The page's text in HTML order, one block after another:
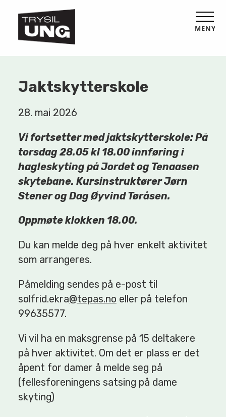
MENY
Jaktskytterskole
28. mai 2026
Vi fortsetter med jaktskytterskole: På
torsdag 28.05 kl 18.00 innføring i
hagleskyting på Jordet og Tenaasen
skytebane. Kursinstruktører Jørn
Stener og Dag Øyvind Tøråsen.
Oppmøte klokken 18.00.
Du kan melde deg på hver enkelt aktivitet
som arrangeres.
Påmelding sendes på e-post til
solfrid.ekra@tepas.no eller på telefon
99635577.
Vi vil ha en maksgrense på 15 deltakere
på hver aktivitet. Om det er plass er det
åpent for damer å melde seg på
(fellesforeningens satsing på dame
skyting)